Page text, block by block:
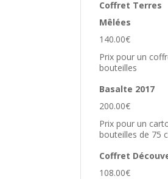
Coffret Terres
Mêlées
140.00€
Prix pour un
bouteilles
Basalte 2017
200.00€
Prix pour un
bouteilles de 75
Coffret
108.00€